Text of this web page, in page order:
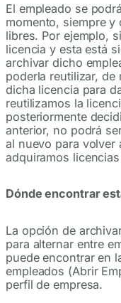
El empleado se
momento, siempre
libres. Por ejemplo,
licencia y esta está
archivar dicho
poderla reutilizar, de
dicha licencia para
reutilizamos la
posteriormente
anterior, no podrá
al nuevo para volver
adquiramos
Dónde encontrar
La opción de
para alternar entre
puede encontrar en
empleados (Abrir
perfil de empresa.